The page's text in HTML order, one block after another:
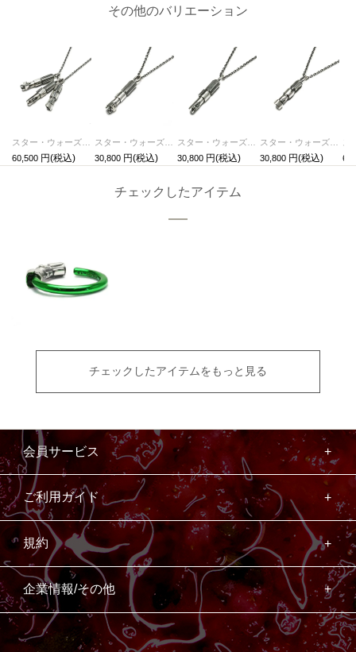
その他のバリエーション
スター・ウォーズ"STARWARS™"ライトセーバーネックレス-3peace-
60,500
スター・ウォーズ"STARWARS™"ライトセーバーネックレス-DARTHVADER-
30,800
スター・ウォーズ"STARWARS™"ライトセーバーネックレス-LUKE-
30,800
スター・ウォーズ"STARWARS™"ライトセーバーネックレス-MASTERYODA-
30,800
チェックしたアイテム
チェックしたアイテムをもっと見る
会員サービス
ご利用ガイド
規約
企業情報/その他